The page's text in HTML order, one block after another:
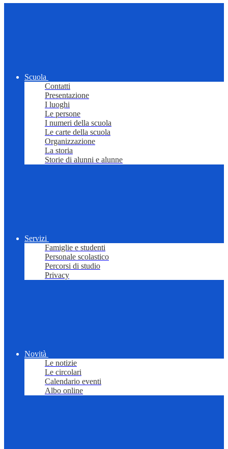
Scuola
Contatti
Presentazione
I luoghi
Le persone
I numeri della scuola
Le carte della scuola
Organizzazione
La storia
Storie di alunni e alunne
Servizi
Famiglie e studenti
Personale scolastico
Percorsi di studio
Privacy
Novità
Le notizie
Le circolari
Calendario eventi
Albo online